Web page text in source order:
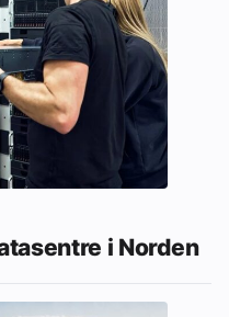
i Norden